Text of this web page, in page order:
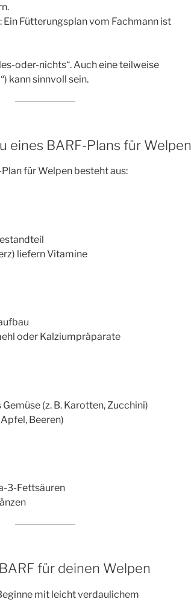
: Ein Fütterungsplan vom Fachmann ist
oder-nichts“. Auch eine teilweise
kann sinnvoll sein.
eines BARF-Plans für Welpen
für Welpen besteht aus:
liefern Vitamine
oder Kalziumpräparate
(z. B. Karotten, Zucchini)
Beeren)
3-Fettsäuren
für deinen Welpen
mit leicht verdaulichem